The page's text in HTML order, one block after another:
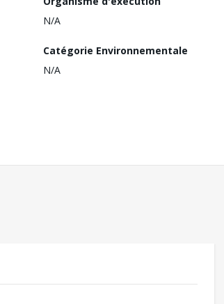
N/A
Catégorie Environnementale
N/A